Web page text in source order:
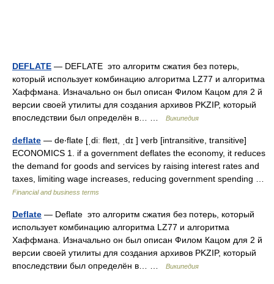
DEFLATE — DEFLATE это алгоритм сжатия без потерь,
который использует комбинацию алгоритма LZ77 и алгоритма
Хаффмана. Изначально он был описан Филом Кацом для 2 й
версии своей утилиты для создания архивов PKZIP, который
впоследствии был определён в… …
Википедия
deflate — de‧flate [ˌdiː fleɪt, ˌdɪ ] verb [intransitive, transitive]
ECONOMICS 1. if a government deflates the economy, it reduces
the demand for goods and services by raising interest rates and
taxes, limiting wage increases, reducing government spending …
Financial and business terms
Deflate — Deflate это алгоритм сжатия без потерь, который
использует комбинацию алгоритма LZ77 и алгоритма
Хаффмана. Изначально он был описан Филом Кацом для 2 й
версии своей утилиты для создания архивов PKZIP, который
впоследствии был определён в… …
Википедия